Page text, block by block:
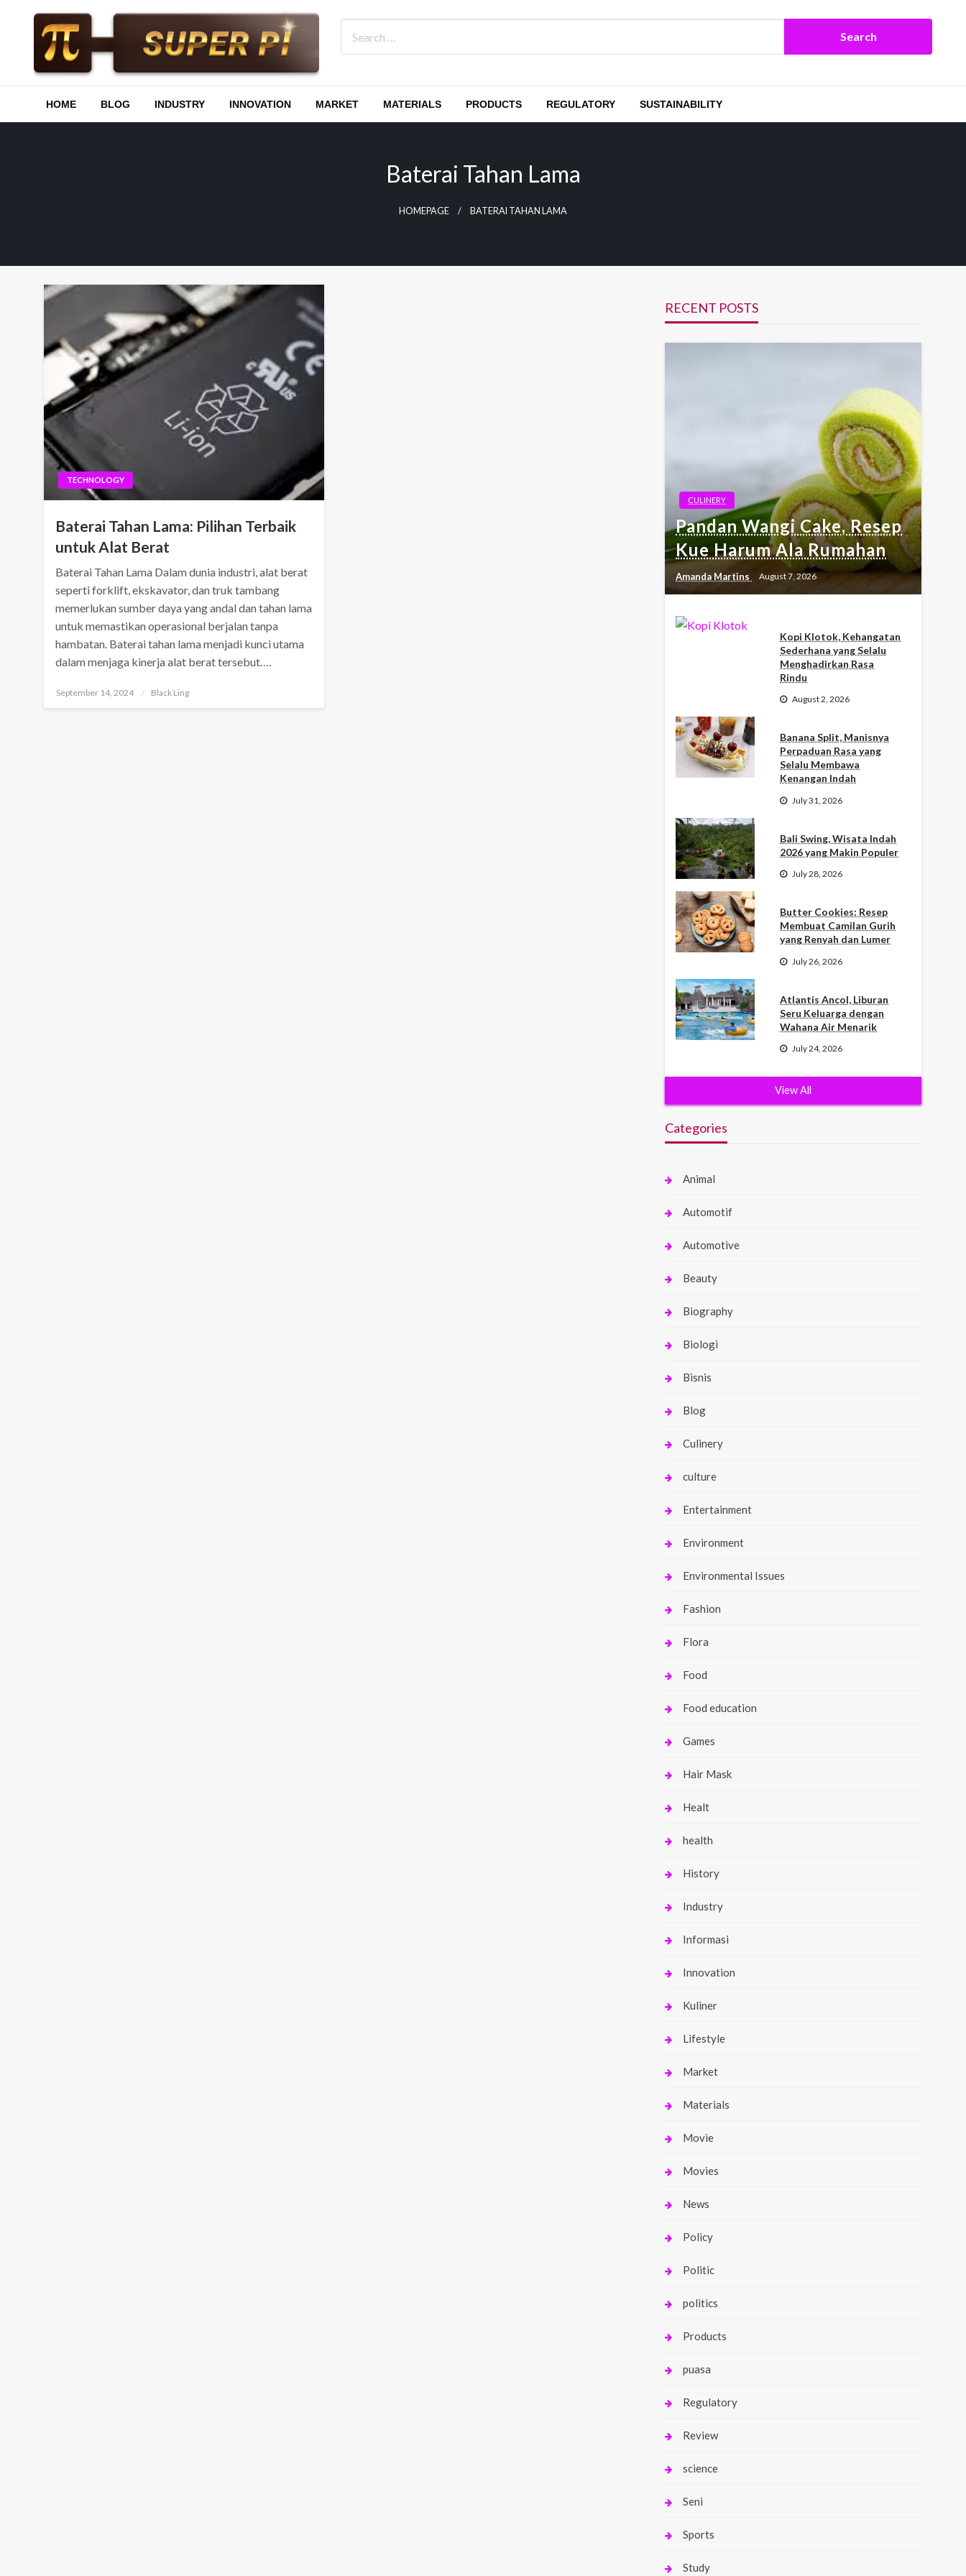
Superpi
HOME BLOG INDUSTRY INNOVATION MARKET MATERIALS PRODUCTS REGULATORY SUSTAINABILITY
Baterai Tahan Lama
HOMEPAGE BATERAI TAHAN LAMA
TECHNOLOGY
Baterai Tahan Lama: Pilihan Terbaik
untuk Alat Berat
Baterai Tahan Lama Dalam dunia industri, alat berat
seperti forklift, ekskavator, dan truk tambang
memerlukan sumber daya yang andal dan tahan lama
untuk memastikan operasional berjalan tanpa
hambatan. Baterai tahan lama menjadi kunci utama
dalam menjaga kinerja alat berat tersebut….
Posted
September 14, 2024 Black Ling
RECENT POSTS
CULINERY
Pandan Wangi Cake, Resep
Kue Harum Ala Rumahan
Amanda Martins August 7, 2026
Kopi Klotok, Kehangatan
Sederhana yang Selalu
Menghadirkan Rasa
Rindu
August 2, 2026
Banana Split, Manisnya
Perpaduan Rasa yang
Selalu Membawa
Kenangan Indah
July 31, 2026
Bali Swing, Wisata Indah
2026 yang Makin Populer
July 28, 2026
Butter Cookies: Resep
Membuat Camilan Gurih
yang Renyah dan Lumer
July 26, 2026
Atlantis Ancol, Liburan
Seru Keluarga dengan
Wahana Air Menarik
July 24, 2026
View All
Categories
Animal
Automotif
Automotive
Beauty
Biography
Biologi
Bisnis
Blog
Culinery
culture
Entertainment
Environment
Environmental Issues
Fashion
Flora
Food
Food education
Games
Hair Mask
Healt
health
History
Industry
Informasi
Innovation
Kuliner
Lifestyle
Market
Materials
Movie
Movies
News
Policy
Politic
politics
Products
puasa
Regulatory
Review
science
Seni
Sports
Study